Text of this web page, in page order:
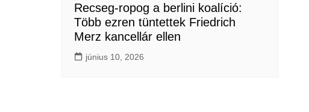
Recseg-ropog a berlini koalíció:
Több ezren tüntettek Friedrich
Merz kancellár ellen
június 10, 2026